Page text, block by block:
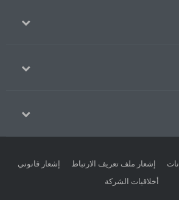
إشعار قانوني إشعار ملف تعريف الارتباط
أخلاقيات الشركة